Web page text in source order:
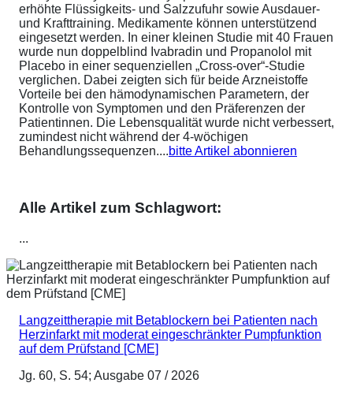
erhöhte Flüssigkeits- und Salzzufuhr sowie Ausdauer-
und Krafttraining. Medikamente können unterstützend
eingesetzt werden. In einer kleinen Studie mit 40 Frauen
wurde nun doppelblind Ivabradin und Propanolol mit
Placebo in einer sequenziellen „Cross-over“-Studie
verglichen. Dabei zeigten sich für beide Arzneistoffe
Vorteile bei den hämodynamischen Parametern, der
Kontrolle von Symptomen und den Präferenzen der
Patientinnen. Die Lebensqualität wurde nicht verbessert,
zumindest nicht während der 4-wöchigen
Behandlungssequenzen....bitte Artikel abonnieren
Alle Artikel zum Schlagwort:
...
Langzeittherapie mit Betablockern bei Patienten nach
Herzinfarkt mit moderat eingeschränkter Pumpfunktion
auf dem Prüfstand [CME]
Jg. 60, S. 54; Ausgabe 07 / 2026